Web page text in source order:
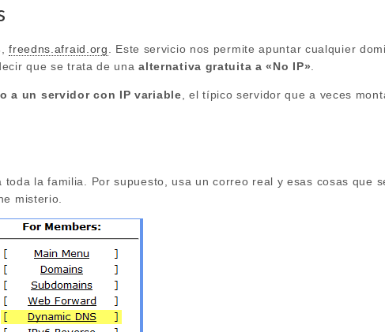
,freedns.afraid.org
. Este servicio nos permite apuntar cualquier
que se trata de unaalternativa gratuita a «No IP»
a un servidor con IP variable , el típico servidor que a veces
la familia. Por supuesto, usa un correo real y esas cosas que
misterio.